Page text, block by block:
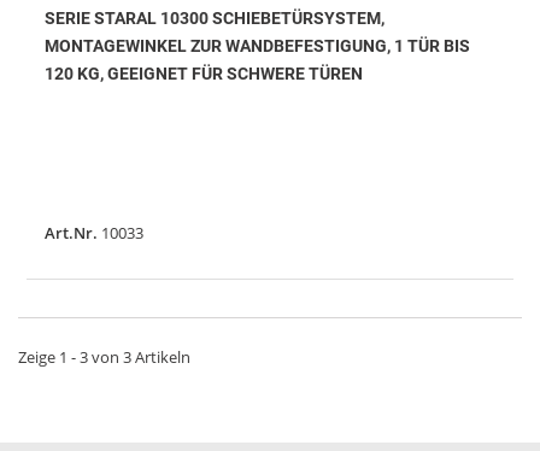
SERIE STARAL 10300 SCHIEBETÜRSYSTEM,
MONTAGEWINKEL ZUR WANDBEFESTIGUNG, 1 TÜR BIS
120 KG, GEEIGNET FÜR SCHWERE TÜREN
Art.Nr. 10033
Zeige 1 - 3 von 3 Artikeln